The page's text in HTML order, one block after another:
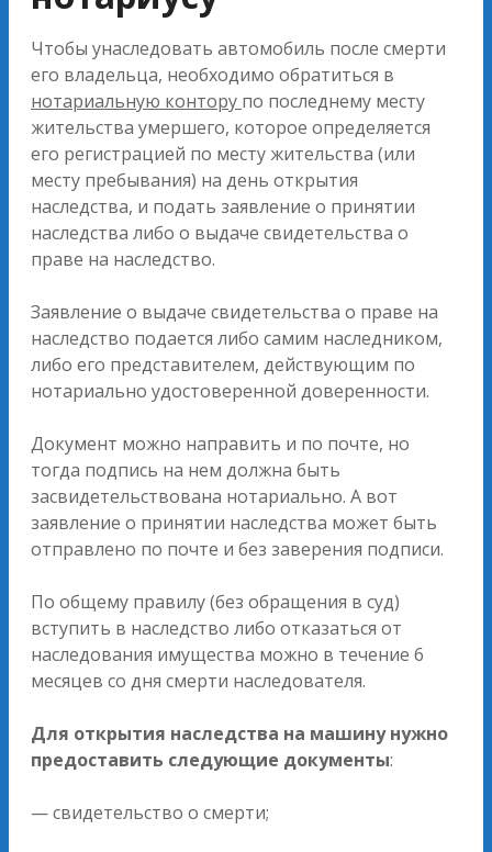
Чтобы унаследовать автомобиль после смерти
его владельца, необходимо обратиться в
нотариальную контору по последнему месту
жительства умершего, которое определяется
его регистрацией по месту жительства (или
месту пребывания) на день открытия
наследства, и подать заявление о принятии
наследства либо о выдаче свидетельства о
праве на наследство.
Заявление о выдаче свидетельства о праве на
наследство подается либо самим наследником,
либо его представителем, действующим по
нотариально удостоверенной доверенности.
Документ можно направить и по почте, но
тогда подпись на нем должна быть
засвидетельствована нотариально. А вот
заявление о принятии наследства может быть
отправлено по почте и без заверения подписи.
По общему правилу (без обращения в суд)
вступить в наследство либо отказаться от
наследования имущества можно в течение 6
месяцев со дня смерти наследователя.
Для открытия наследства на машину нужно
предоставить следующие документы:
— свидетельство о смерти;